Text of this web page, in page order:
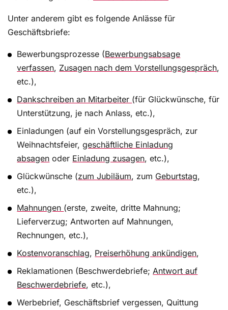
Eine Zusammenstellung der wichtigsten deutschen
So schreiben Sie Geschäftsbriefe DIN 5008
konform
Kein Geschäftsbrief ohne die DIN 5008: Die
Gestaltungsregeln der Richtlinie geben Ihnen ein
hilfreiches Werkzeug für den Büroalltag an die
Hand. Doch welche formellen Aspekte müssen in
einem Geschäftsbrief berücksichtigt werden? Ein
Blick in die DIN 5008 gibt Auskunft – von A wie
Adressfeld bis Z wie Zeilenabstand.Wie Sie einen
Geschäftsbrief nach der DIN 5008 schreiben,
erfahren Sie hier.
Erinnerungsmails schreiben
Grundsätzlich ist es besonders unternehmensintern
wichtig, bei der Erinnerungsmail einen gepflegten
Umgangston an den Tag zu legen. Unter
Unter anderem gibt es folgende Anlässe für
Geschäftsbriefe:
Bewerbungsprozesse (Bewerbungsabsage
verfassen, Zusagen nach dem Vorstellungsgespräch,
etc.),
Dankschreiben an Mitarbeiter (für Glückwünsche, für
Unterstützung, je nach Anlass, etc.),
Einladungen (auf ein Vorstellungsgespräch, zur
Weihnachtsfeier,geschäftliche Einladung
absagen oder Einladung zusagen, etc.),
Glückwünsche (zum Jubiläum, zum Geburtstag,
etc.),
Mahnungen (erste, zweite, dritte Mahnung;
Lieferverzug; Antworten auf Mahnungen,
Rechnungen, etc.),
Kostenvoranschlag, Preiserhöhung ankündigen,
Reklamationen (Beschwerdebriefe;Antwort auf
Beschwerdebriefe, etc.),
Werbebrief, Geschäftsbrief vergessen, Quittung